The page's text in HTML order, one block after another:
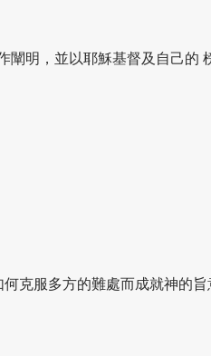
闡明，並以耶穌基督及自己的
何克服多方的難處而成就神的